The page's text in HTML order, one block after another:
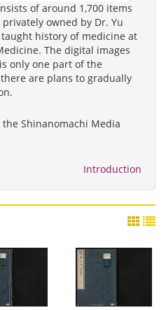
of around 1,700 items
owned by Dr. Yu
taught history of medicine at
The digital images
only one part of the
are plans to gradually
Shinanomachi Media
Introduction